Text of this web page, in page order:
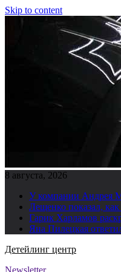
Skip to content
8 августа, 2026
У компании Андрея
Лещенко показал,
Гарик Харламов
Яна Пилецкая
Детейлинг центр
Newsletter